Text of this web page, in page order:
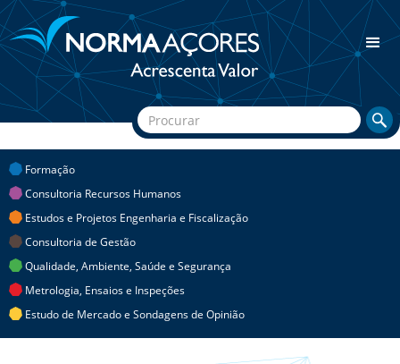
Formação
Consultoria Recursos Humanos
Estudos e Projetos Engenharia e Fiscalização
Consultoria de Gestão
Qualidade, Ambiente, Saúde e Segurança
Metrologia, Ensaios e Inspeções
Estudo de Mercado e Sondagens de Opinião